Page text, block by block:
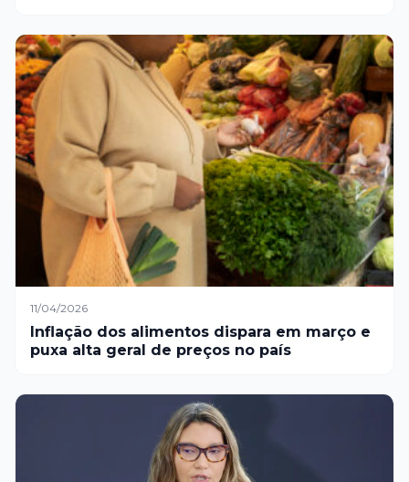
11/04/2026
Inflação dos alimentos dispara em março e
puxa alta geral de preços no país